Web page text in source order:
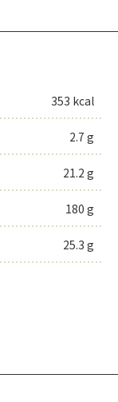
353 kcal
2.7 g
21.2 g
180 g
25.3 g